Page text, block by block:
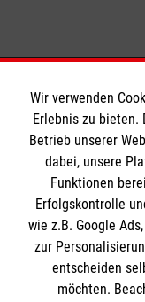
Unsere Kurse
Notfallsanitäter
Forschung &
Wir verwenden
Erlebnis zu bieten.
Betrieb unserer
dabei, unsere
Funktionen
Erfolgskontrolle
wie z.B. Google
zur
entscheiden
möchten.